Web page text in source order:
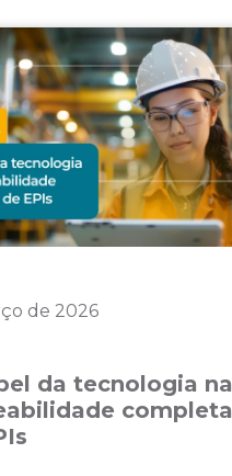
de 2026
da tecnologia na
completa